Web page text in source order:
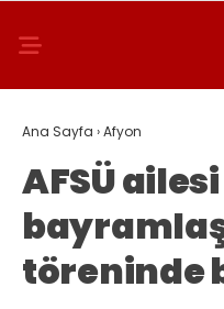
Ana Sayfa ›Afyon
AFSÜ ailesi
töreninde